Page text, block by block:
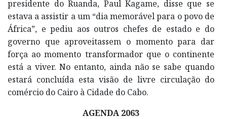
presidente do Ruanda, Paul Kagame, disse que se
estava a assistir a um “dia memorável para o povo de
África”, e pediu aos outros chefes de estado e do
governo que aproveitassem o momento para dar
força ao momento transformador que o continente
está a viver. No entanto, ainda não se sabe quando
estará concluída esta visão de livre circulação do
comércio do Cairo à Cidade do Cabo.
AGENDA 2063